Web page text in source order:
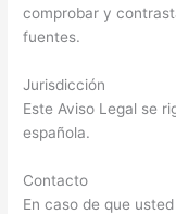
comprobar y
fuentes.
Jurisdicción
Este Aviso Legal se
española.
Contacto
En caso de que